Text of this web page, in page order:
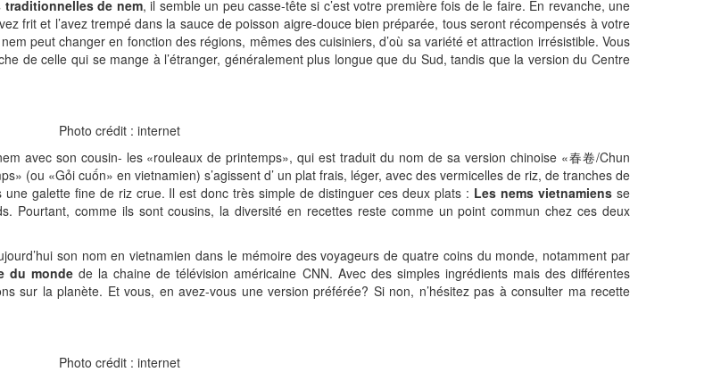
traditionnelles de nem, il semble un peu casse-tête si c’est votre première fois de le faire. En revanche, une
frit et l’avez trempé dans la sauce de poisson aigre-douce bien préparée, tous seront récompensés à votre
peut changer en fonction des régions, mêmes des cuisiniers, d’où sa variété et attraction irrésistible. Vous
de celle qui se mange à l’étranger, généralement plus longue que du Sud, tandis que la version du Centre
Photo crédit : internet
avec son cousin- les «rouleaux de printemps», qui est traduit du nom de sa version chinoise «春卷/Chun
(ou «Gỏi cuốn» en vietnamien) s’agissent d’ un plat frais, léger, avec des vermicelles de riz, de tranches de
galette fine de riz crue. Il est donc très simple de distinguer ces deux plats : Les nems vietnamiens se
Pourtant, comme ils sont cousins, la diversité en recettes reste comme un point commun chez ces deux
son nom en vietnamien dans le mémoire des voyageurs de quatre coins du monde, notamment par
du monde de la chaine de télévision américaine CNN. Avec des simples ingrédients mais des différentes
sur la planète. Et vous, en avez-vous une version préférée? Si non, n’hésitez pas à consulter ma recette
Photo crédit : internet